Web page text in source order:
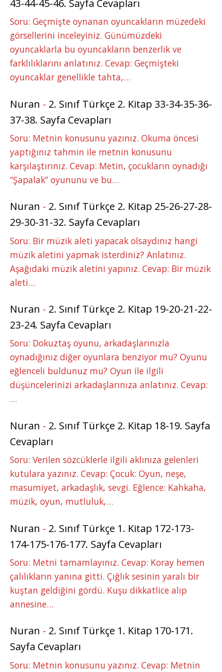
43-44-45-46. Sayfa Cevapları
Soru: Geçmişte oynanan oyuncakların müzedeki
görsellerini inceleyiniz. Günümüzdeki
oyuncaklarla bu oyuncakların benzerlik ve
farklılıklarını anlatınız. Cevap: Geçmişteki
oyuncaklar genellikle tahta,…
Nuran - 2. Sınıf Türkçe 2. Kitap 33-34-35-36-
37-38. Sayfa Cevapları
Soru: Metnin konusunu yazınız. Okuma öncesi
yaptığınız tahmin ile metnin konusunu
karşılaştırınız. Cevap: Metin, çocukların oynadığı
“Şapalak” oyununu ve bu…
Nuran - 2. Sınıf Türkçe 2. Kitap 25-26-27-28-
29-30-31-32. Sayfa Cevapları
Soru: Bir müzik aleti yapacak olsaydınız hangi
müzik aletini yapmak isterdiniz? Anlatınız.
Aşağıdaki müzik aletini yapınız. Cevap: Bir müzik
aleti…
Nuran - 2. Sınıf Türkçe 2. Kitap 19-20-21-22-
23-24. Sayfa Cevapları
Soru: Dokuztaş oyunu, arkadaşlarınızla
oynadığınız diğer oyunlara benziyor mu? Oyunu
eğlenceli buldunuz mu? Oyun ile ilgili
düşüncelerinizi arkadaşlarınıza anlatınız. Cevap:
…
Nuran - 2. Sınıf Türkçe 2. Kitap 18-19. Sayfa
Cevapları
Soru: Verilen sözcüklerle ilgili aklınıza gelenleri
kutulara yazınız. Cevap: Çocuk: Oyun, neşe,
masumiyet, arkadaşlık, sevgi. Eğlence: Kahkaha,
müzik, oyun, mutluluk,…
Nuran - 2. Sınıf Türkçe 1. Kitap 172-173-
174-175-176-177. Sayfa Cevapları
Soru: Metni tamamlayınız. Cevap: Koray hemen
çalılıkların yanına gitti. Çığlık sesinin yaralı bir
kuştan geldiğini gördü. Kuşu dikkatlice alıp
annesine…
Nuran - 2. Sınıf Türkçe 1. Kitap 170-171.
Sayfa Cevapları
Soru: Metnin konusunu yazınız. Cevap: Metnin